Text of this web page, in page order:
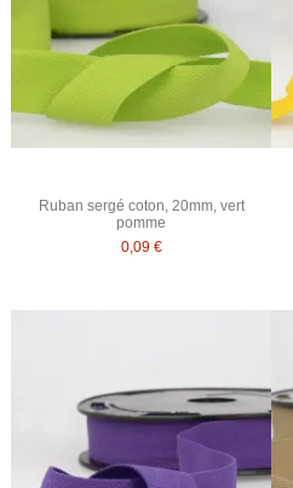
Ruban sergé coton, 20mm, vert
pomme
0,09 €